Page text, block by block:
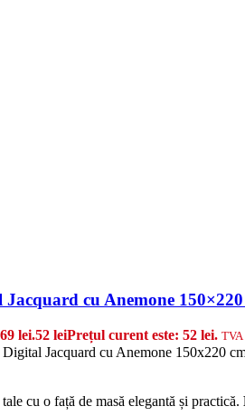
cu Anemone
lei.52 leiPrețul curent este: 52 lei.
Digital Jacquard cu Anemone 150x220
cu o față de masă elegantă și practică.